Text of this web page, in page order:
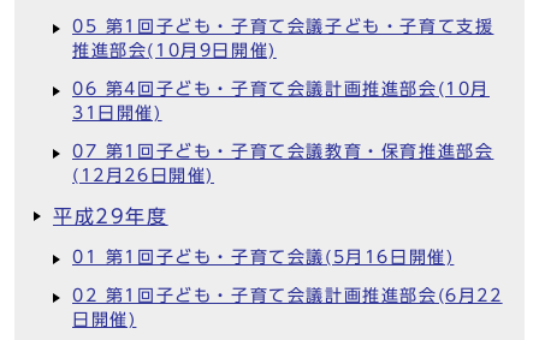
05 第1回子ども・子育て会議子ども・子育て支援
推進部会(10月9日開催)
06 第4回子ども・子育て会議計画推進部会(10月
31日開催)
07 第1回子ども・子育て会議教育・保育推進部会
(12月26日開催)
平成29年度
01 第1回子ども・子育て会議(5月16日開催)
02 第1回子ども・子育て会議計画推進部会(6月22
日開催)